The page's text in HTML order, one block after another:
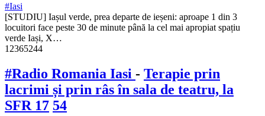
#Iasi
[STUDIU] Iașul verde, prea departe de ieșeni: aproape 1 din 3
locuitori face peste 30 de minute până la cel mai apropiat spațiu
verde Iași, X…
12365244
#Radio Romania Iasi - Terapie prin
lacrimi și prin râs în sala de teatru, la
SFR 17 54